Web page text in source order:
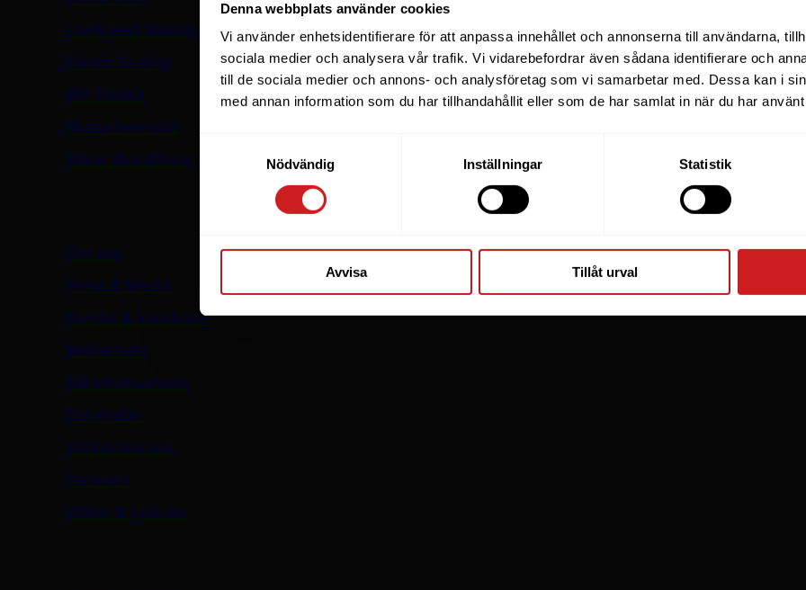
Denna webbplats använder cookies
Vi använder enhetsidentifierare för att anpassa innehållet och annonserna till användarna,
sociala medier och analysera vår trafik. Vi vidarebefordrar även sådana identifierare och
till de sociala medier och annons- och analysföretag som vi samarbetar med. Dessa kan i
med annan information som du har tillhandahållit eller som de har samlat in när du har
Nödvändig
Inställningar Statistik
Avvisa Tillåt urval
LiteSpeed Webbhotell
Elastic Scaling
WP Toolkit
Skapa hemsida
Säker WordPress med WP Guardian
Om oss
Press & Media
Kunder & kundcase
Miljöarbete
Säkerhetsarbete
Datahallar
Jobba hos oss
Partners
Villkor & policies